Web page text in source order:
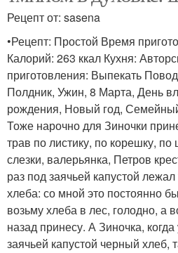
Рецепт от: sasena
•Рецепт: Простой Время
Калорий: 263 ккал Кухня:
приготовления: Выпекать
Полдник, Ужин, 8 Марта, День
рождения, Новый год,
Тоже нарочно для Зиночки
трав по листику, по корешку, по
слезки, валерьянка, Петров
раз под заячьей капустой
хлеба: со мной это постоянно
возьму хлеба в лес, голодно, а
назад принесу. А Зиночка,
заячьей капустой черный хлеб,